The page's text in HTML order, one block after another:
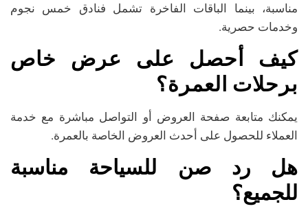
مناسبة، بينما الباقات الفاخرة تشمل فنادق خمس نجوم
وخدمات حصرية.
كيف أحصل على عرض خاص
برحلات العمرة؟
يمكنك متابعة صفحة العروض أو التواصل مباشرة مع خدمة
العملاء للحصول على أحدث العروض الخاصة بالعمرة.
هل رد صن للسياحة مناسبة
للجميع؟